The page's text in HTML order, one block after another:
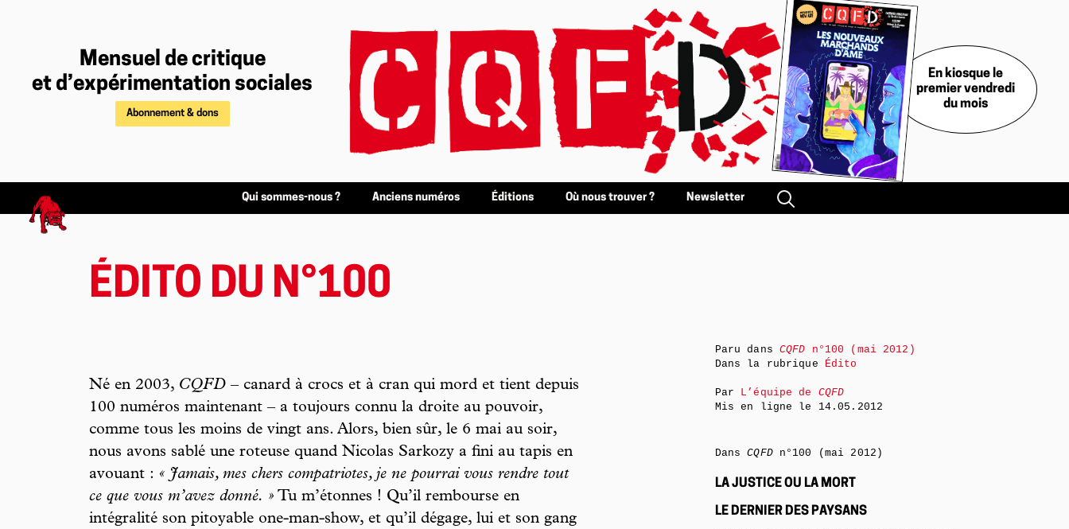
Mensuel de critique
et d’expérimentation sociales
Abonnement & dons
En kiosque le
premier vendredi
du mois
Qui sommes-nous ? Anciens numéros Éditions Où nous trouver ? Newsletter
ÉDITO DU N°100
Né en 2003, CQFD – canard à crocs et à cran qui mord et tient depuis
100 numéros maintenant – a toujours connu la droite au pouvoir,
comme tous les moins de vingt ans. Alors, bien sûr, le 6 mai au soir,
nous avons sablé une roteuse quand Nicolas Sarkozy a fini au tapis en
avouant : « Jamais, mes chers compatriotes, je ne pourrai vous rendre tout
ce que vous m’avez donné. » Tu m’étonnes ! Qu’il rembourse en
intégralité son pitoyable one-man-show, et qu’il dégage, lui et son gang
Paru dans CQFD n°100 (mai 2012)
Dans la rubrique Édito
Par L’équipe de CQFD
Mis en ligne le 14.05.2012
DansCQFDn°100 (mai 2012)
LA JUSTICE OU LA MORT
LE DERNIER DES PAYSANS